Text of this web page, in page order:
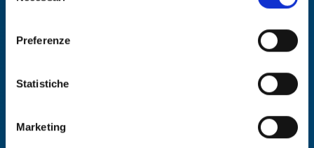
https://www.openinnovation.regione.lombardia.it/it/co
https://www.openinnovation.regione.lombardia.it/it/pr
Preferenze
Statistiche
Marketing
sviluppo di sistemi LiDAR su UUV per
ID EEN: TODE20260302010
SCOPRI DI PIÙ →